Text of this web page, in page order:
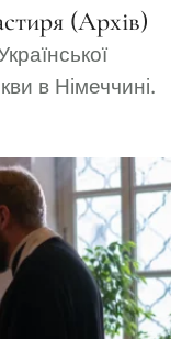
(Архів)
в Німеччині.